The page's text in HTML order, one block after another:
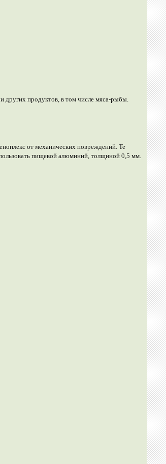
и других продуктов, в том числе мяса-рыбы.
от механических повреждений. Те
пищевой алюминий, толщиной 0,5 мм.